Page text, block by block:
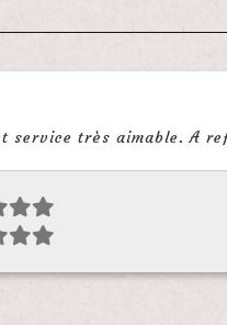
service très aimable. A